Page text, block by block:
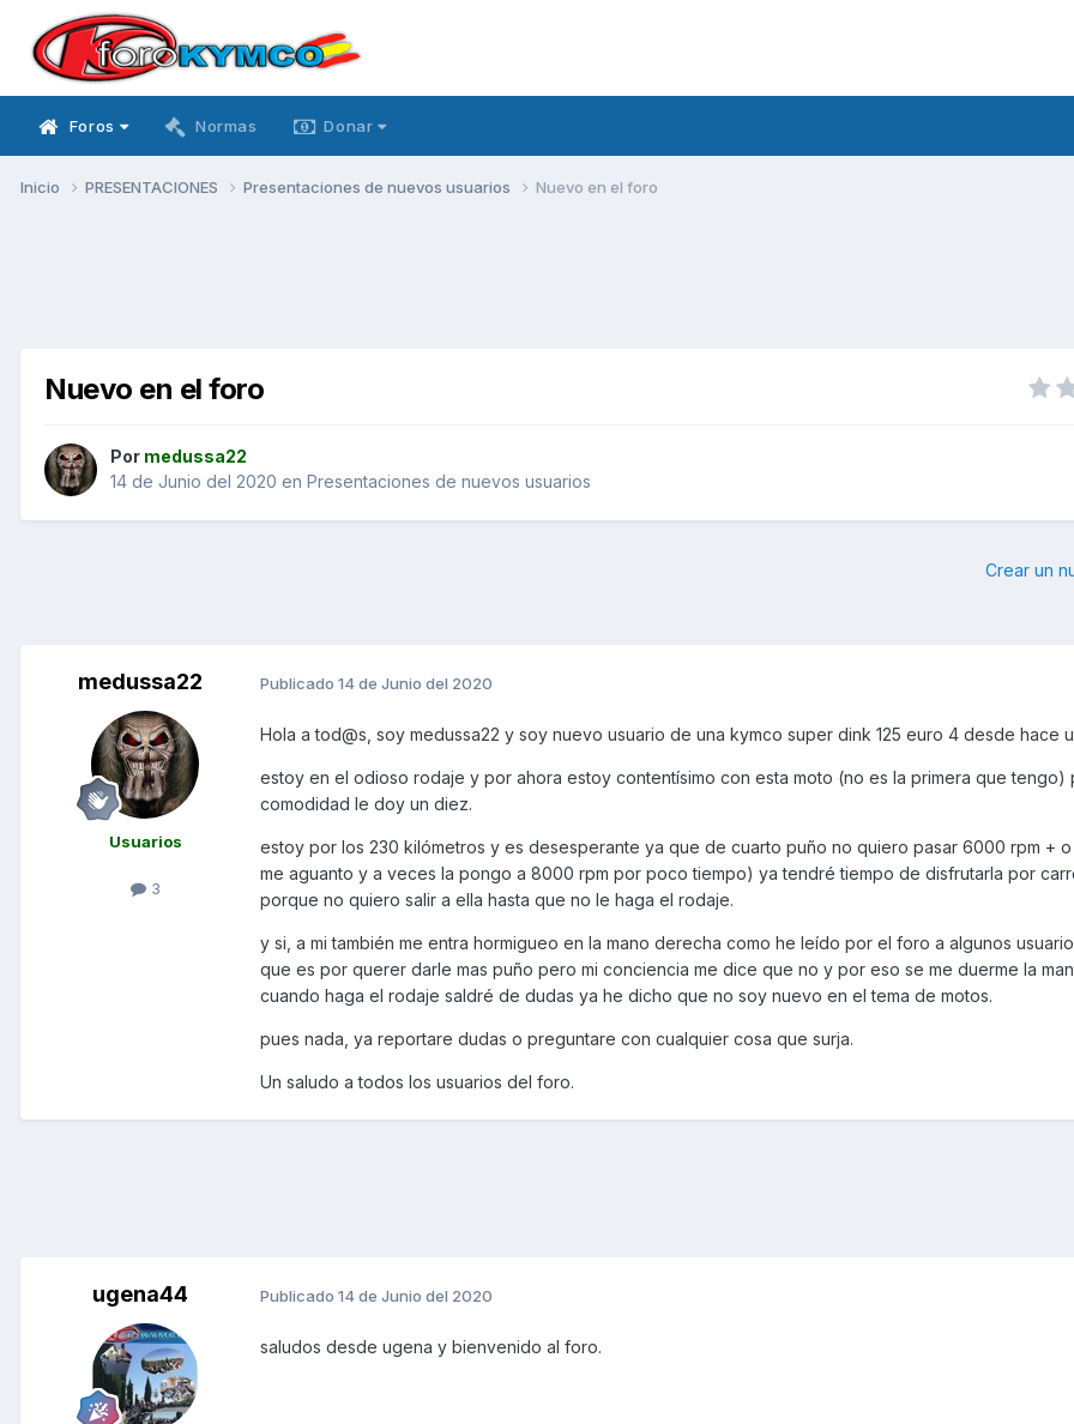
Foros Normas Donar
Inicio PRESENTACIONES Presentaciones de nuevos usuarios Nuevo en el foro
Nuevo en el foro
Por medussa22
14 de Junio del 2020 en Presentaciones de nuevos usuarios
Crear un
medussa22
Usuarios
3
Publicado 14 de Junio del 2020
Hola a tod@s, soy medussa22 y soy nuevo usuario de una kymco super dink 125 euro 4 desde hace
estoy en el odioso rodaje y por ahora estoy contentísimo con esta moto (no es la primera que tengo)
comodidad le doy un diez.
estoy por los 230 kilómetros y es desesperante ya que de cuarto puño no quiero pasar 6000 rpm +
me aguanto y a veces la pongo a 8000 rpm por poco tiempo) ya tendré tiempo de disfrutarla por
porque no quiero salir a ella hasta que no le haga el rodaje.
y si, a mi también me entra hormigueo en la mano derecha como he leído por el foro a algunos
que es por querer darle mas puño pero mi conciencia me dice que no y por eso se me duerme la
cuando haga el rodaje saldré de dudas ya he dicho que no soy nuevo en el tema de motos.
pues nada, ya reportare dudas o preguntare con cualquier cosa que surja.
Un saludo a todos los usuarios del foro.
ugena44 Publicado 14 de Junio del 2020
saludos desde ugena y bienvenido al foro.